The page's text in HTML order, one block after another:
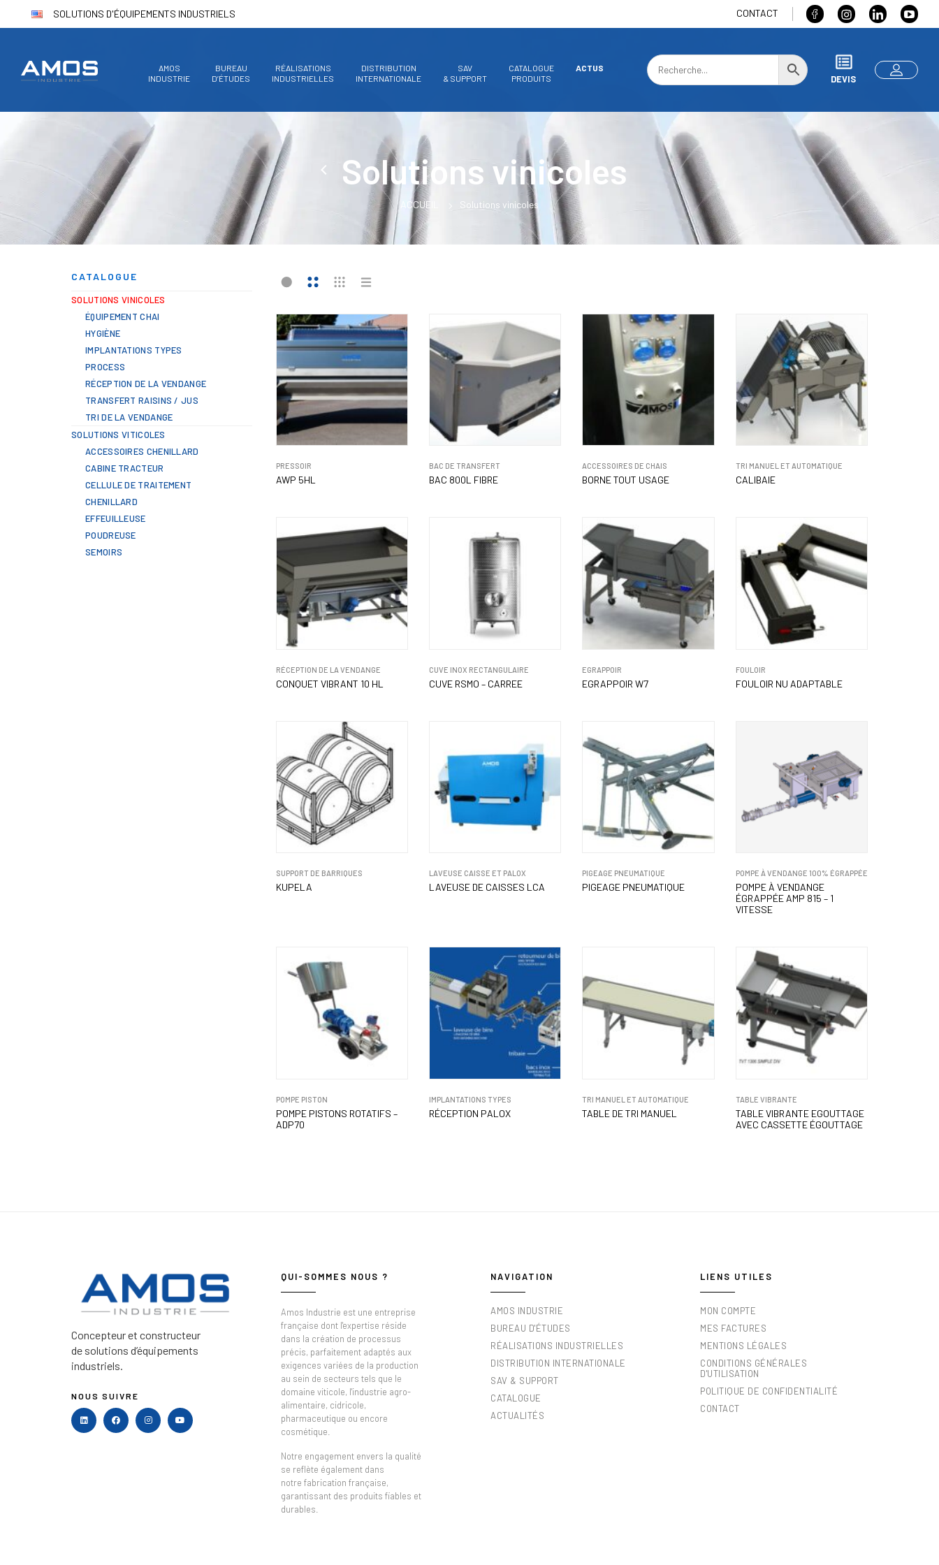
SOLUTIONS D'ÉQUIPEMENTS INDUSTRIELS CONTACT
AMOS
INDUSTRIE
BUREAU
D’ÉTUDES
RÉALISATIONS
INDUSTRIELLES
DISTRIBUTION
INTERNATIONALE
SAV
& SUPPORT
CATALOGUE
PRODUITS
ACTUS
DEVIS
Solutions vinicoles
ACCUEIL Solutions vinicoles
CATALOGUE
SOLUTIONS VINICOLES
ÉQUIPEMENT CHAI
HYGIÈNE
IMPLANTATIONS TYPES
PROCESS
RÉCEPTION DE LA VENDANGE
TRANSFERT RAISINS / JUS
TRI DE LA VENDANGE
SOLUTIONS VITICOLES
ACCESSOIRES CHENILLARD
CABINE TRACTEUR
CELLULE DE TRAITEMENT
CHENILLARD
EFFEUILLEUSE
POUDREUSE
SEMOIRS
PRESSOIR
AWP 5HL
BAC DE TRANSFERT
BAC 800L FIBRE
ACCESSOIRES DE CHAIS
BORNE TOUT USAGE
TRI MANUEL ET AUTOMATIQUE
CALIBAIE
RÉCEPTION DE LA VENDANGE
CONQUET VIBRANT 10 HL
CUVE INOX RECTANGULAIRE
CUVE RSMO – CARREE
EGRAPPOIR
EGRAPPOIR W7
FOULOIR
FOULOIR NU ADAPTABLE
SUPPORT DE BARRIQUES
KUPELA
LAVEUSE CAISSE ET PALOX
LAVEUSE DE CAISSES LCA
PIGEAGE PNEUMATIQUE
PIGEAGE PNEUMATIQUE
POMPE À VENDANGE 100% ÉGRAPPÉE
POMPE À VENDANGE
ÉGRAPPÉE AMP 815 – 1
VITESSE
POMPE PISTON
POMPE PISTONS ROTATIFS –
ADP70
IMPLANTATIONS TYPES
RÉCEPTION PALOX
TRI MANUEL ET AUTOMATIQUE
TABLE DE TRI MANUEL
TABLE VIBRANTE
TABLE VIBRANTE EGOUTTAGE
AVEC CASSETTE ÉGOUTTAGE
Concepteur et constructeur
de solutions d’équipements
industriels.
NOUS SUIVRE
QUI-SOMMES NOUS ?
Amos Industrie est une entreprise
française dont l'expertise réside
dans la création de processus
précis, parfaitement adaptés aux
exigences variées de la production
au sein de secteurs tels que le
domaine viticole, l'industrie agro-
alimentaire, cidricole,
pharmaceutique ou encore
cosmétique.
Notre engagement envers la qualité
se reflète également dans
notre fabrication française,
garantissant des produits fiables et
durables.
NAVIGATION
AMOS INDUSTRIE
BUREAU D'ÉTUDES
RÉALISATIONS INDUSTRIELLES
DISTRIBUTION INTERNATIONALE
SAV & SUPPORT
CATALOGUE
ACTUALITÉS
LIENS UTILES
MON COMPTE
MES FACTURES
MENTIONS LÉGALES
CONDITIONS GÉNÉRALES
D'UTILISATION
POLITIQUE DE CONFIDENTIALITÉ
CONTACT